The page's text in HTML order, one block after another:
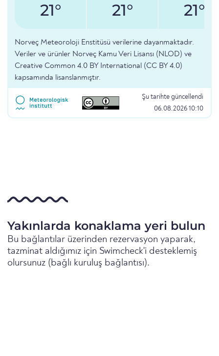
21° 21° 21°
Norveç Meteoroloji Enstitüsü verilerine dayanmaktadır.
Veriler ve ürünler Norveç Kamu Veri Lisansı (NLOD) ve
Creative Common 4.0 BY International (CC BY 4.0)
kapsamında lisanslanmıştır.
Şu tarihte güncellendi
06.08.2026 10:10
Yakınlarda konaklama yeri bulun
Bu bağlantılar üzerinden rezervasyon yaparak,
tazminat aldığımız için Swimcheck'i desteklemiş
olursunuz (bağlı kuruluş bağlantısı).